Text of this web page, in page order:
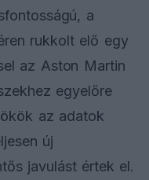
a
rukkolt elő egy
az Aston Martin
egyelőre
az adatok
új
javulást értek el.